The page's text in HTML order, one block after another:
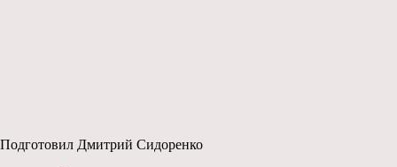
Подготовил Дмитрий Сидоренко